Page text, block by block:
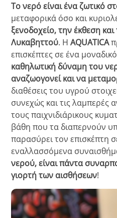
Το νερό είναι ένα ζωτικό
μεταφορικά όσο και
ξενοδοχείο, την έκθεση
Λυκαβηττού. ΗAQUATICA
επισκέπτες σε ένα
καθηλωτική δύναμη του
αναζωογονεί και να
διαθέσεις του υγρού
συνεχώς και τις λαμπερές
τους παιχνιδιάρικους
βάθη που τα διαπερνούν
παρασύρει τον επισκέπτη
εναλλασσόμενα
νερού, είναι πάντα
γιορτή των αισθήσεων!